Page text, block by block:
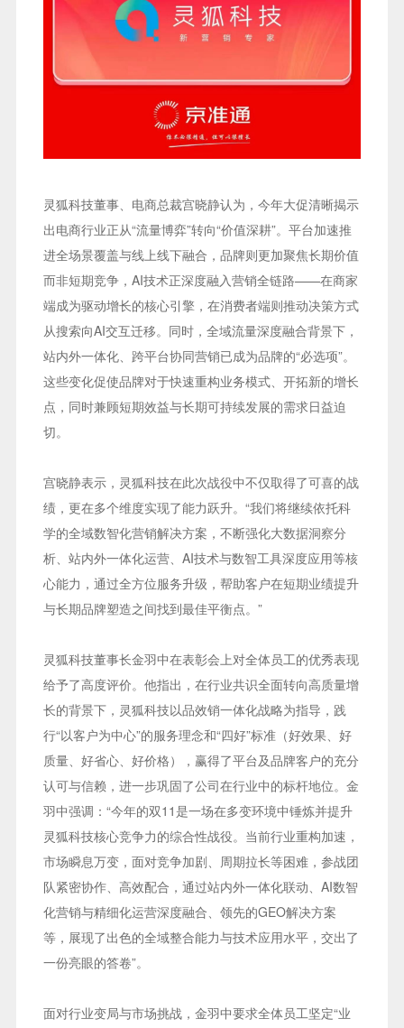
灵狐科技董事、电商总裁宫晓静认为，今年大促清晰揭示
出电商行业正从“流量博弈”转向“价值深耕”。平台加速推
进全场景覆盖与线上线下融合，品牌则更加聚焦长期价值
而非短期竞争，AI技术正深度融入营销全链路——在商家
端成为驱动增长的核心引擎，在消费者端则推动决策方式
从搜索向AI交互迁移。同时，全域流量深度融合背景下，
站内外一体化、跨平台协同营销已成为品牌的“必选项”。
这些变化促使品牌对于快速重构业务模式、开拓新的增长
点，同时兼顾短期效益与长期可持续发展的需求日益迫
切。
宫晓静表示，灵狐科技在此次战役中不仅取得了可喜的战
绩，更在多个维度实现了能力跃升。“我们将继续依托科
学的全域数智化营销解决方案，不断强化大数据洞察分
析、站内外一体化运营、AI技术与数智工具深度应用等核
心能力，通过全方位服务升级，帮助客户在短期业绩提升
与长期品牌塑造之间找到最佳平衡点。”
灵狐科技董事长金羽中在表彰会上对全体员工的优秀表现
给予了高度评价。他指出，在行业共识全面转向高质量增
长的背景下，灵狐科技以品效销一体化战略为指导，践
行“以客户为中心”的服务理念和“四好”标准（好效果、好
质量、好省心、好价格），赢得了平台及品牌客户的充分
认可与信赖，进一步巩固了公司在行业中的标杆地位。金
羽中强调：“今年的双11是一场在多变环境中锤炼并提升
灵狐科技核心竞争力的综合性战役。当前行业重构加速，
市场瞬息万变，面对竞争加剧、周期拉长等困难，参战团
队紧密协作、高效配合，通过站内外一体化联动、AI数智
化营销与精细化运营深度融合、领先的GEO解决方案
等，展现了出色的全域整合能力与技术应用水平，交出了
一份亮眼的答卷”。
面对行业变局与市场挑战，金羽中要求全体员工坚定“业